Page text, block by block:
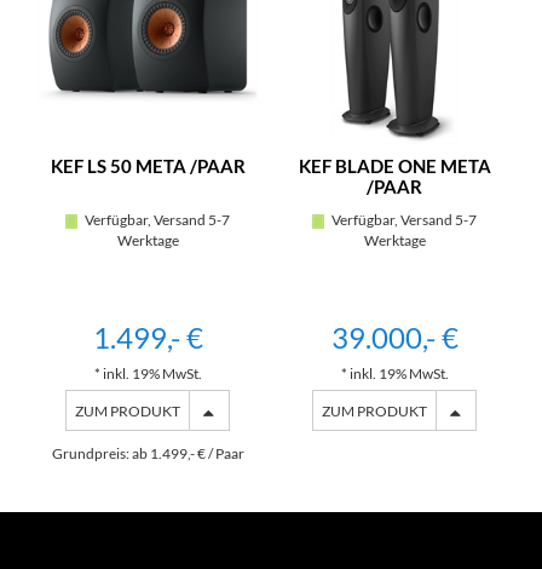
KEF LS 50 META /PAAR
Verfügbar, Versand 5-7
Werktage
1.499,- €
* inkl. 19% MwSt.
ZUM PRODUKT
Grundpreis: ab 1.499,- € / Paar
KEF BLADE ONE META
/PAAR
Verfügbar, Versand 5-7
Werktage
39.000,- €
* inkl. 19% MwSt.
ZUM PRODUKT